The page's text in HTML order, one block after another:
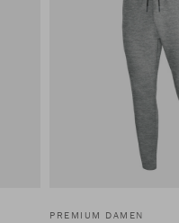
PREMIUM DAMEN